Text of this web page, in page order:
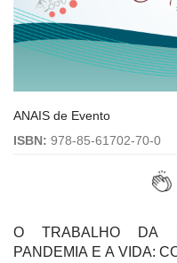
ANAIS de Evento
ISBN: 978-85-61702-70-0
O TRABALHO DA
PANDEMIA E A VIDA: